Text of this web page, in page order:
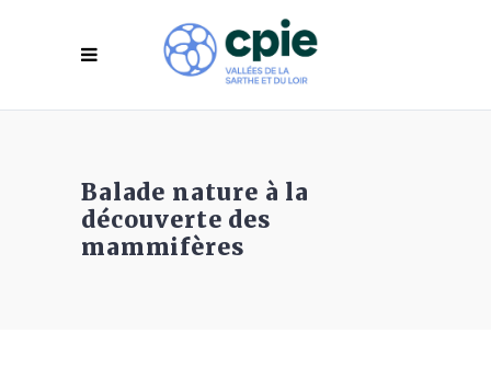
Balade nature à la
découverte des
mammifères